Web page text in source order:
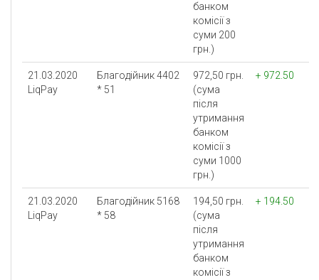
банком
комісії з
суми 200
грн.)
21.03.2020
LiqPay
Благодійник 4402
* 51
972,50 грн.
(сума
після
утримання
банком
комісії з
суми 1000
грн.)
+ 972.50
21.03.2020
LiqPay
Благодійник 5168
* 58
194,50 грн.
(сума
після
утримання
банком
комісії з
+ 194.50